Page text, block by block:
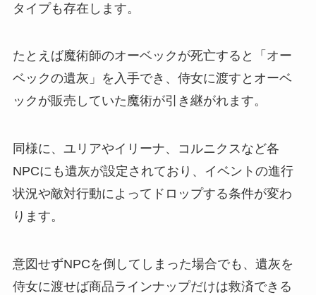
タイプも存在します。
たとえば魔術師のオーベックが死亡すると「オー
ベックの遺灰」を入手でき、侍女に渡すとオーベ
ックが販売していた魔術が引き継がれます。
同様に、ユリアやイリーナ、コルニクスなど各
NPCにも遺灰が設定されており、イベントの進行
状況や敵対行動によってドロップする条件が変わ
ります。
意図せずNPCを倒してしまった場合でも、遺灰を
侍女に渡せば商品ラインナップだけは救済できる